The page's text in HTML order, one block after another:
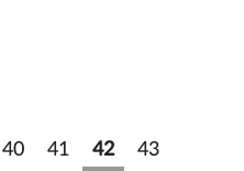
40 41 42 43